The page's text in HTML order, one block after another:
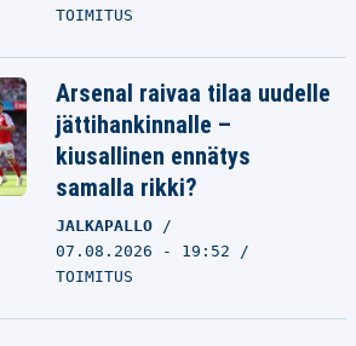
TOIMITUS
Arsenal raivaa tilaa uudelle
jättihankinnalle –
kiusallinen ennätys
samalla rikki?
JALKAPALLO
07.08.2026 - 19:52
TOIMITUS